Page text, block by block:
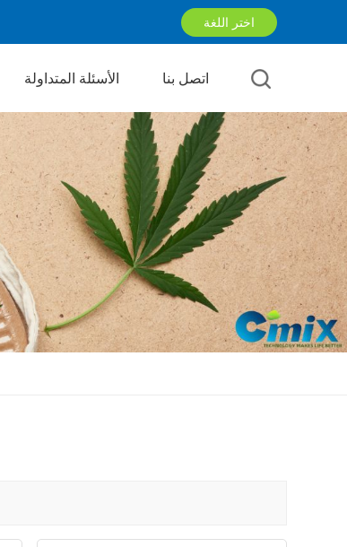
اختر اللغة
русский
العربية
الأسئلة المتداولة اتصل بنا